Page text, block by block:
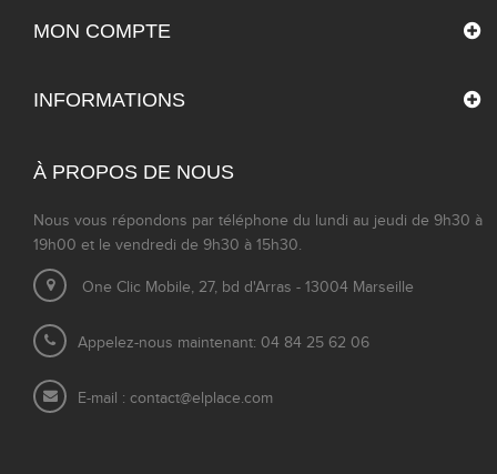
MON COMPTE
INFORMATIONS
À PROPOS DE NOUS
Nous vous répondons par téléphone du lundi au jeudi de 9h30 à
19h00 et le vendredi de 9h30 à 15h30.
One Clic Mobile, 27, bd d'Arras - 13004 Marseille
Appelez-nous maintenant: 04 84 25 62 06
E-mail : contact@elplace.com